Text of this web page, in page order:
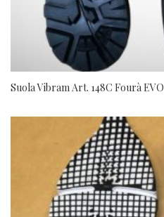
Suola Vibram Art. 148C Fourà EVO